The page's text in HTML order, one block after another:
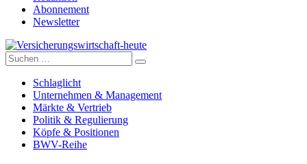
Abonnement
Newsletter
Versicherungswirtschaft-heute
Suche
nach:
Schlaglicht
Unternehmen & Management
Märkte & Vertrieb
Politik & Regulierung
Köpfe & Positionen
BWV-Reihe